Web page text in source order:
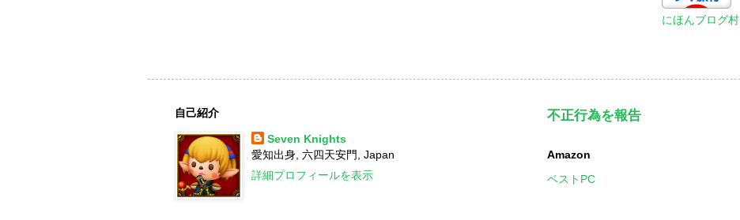
にほんブログ村
自己紹介
Seven Knights
愛知出身, 六四天安門, Japan
詳細プロフィールを表示
不正行為を報告
Amazon
ベストPC